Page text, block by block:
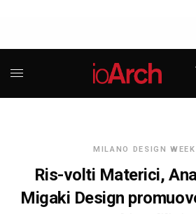
MILANO DESIGN
Ris-volti Materici,
Migaki Design